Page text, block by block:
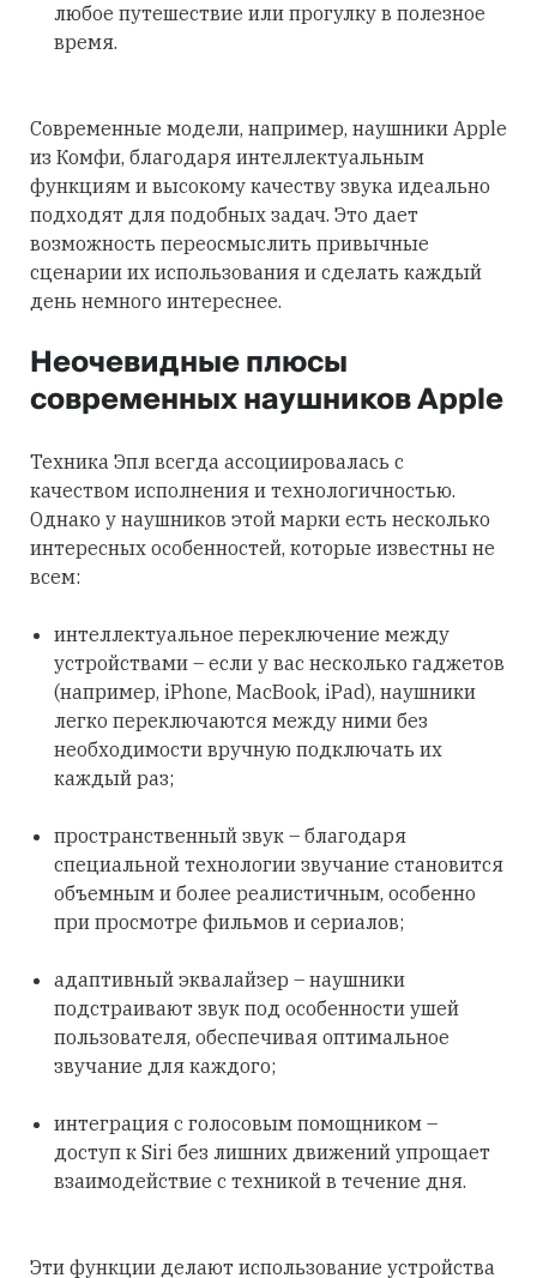
любое путешествие или прогулку в полезное
время.
Современные модели, например, наушники Apple
из Комфи, благодаря интеллектуальным
функциям и высокому качеству звука идеально
подходят для подобных задач. Это дает
возможность переосмыслить привычные
сценарии их использования и сделать каждый
день немного интереснее.
Неочевидные плюсы
современных наушников Apple
Техника Эпл всегда ассоциировалась с
качеством исполнения и технологичностью.
Однако у наушников этой марки есть несколько
интересных особенностей, которые известны не
всем:
интеллектуальное переключение между
устройствами – если у вас несколько гаджетов
(например, iPhone, MacBook, iPad), наушники
легко переключаются между ними без
необходимости вручную подключать их
каждый раз;
пространственный звук – благодаря
специальной технологии звучание становится
объемным и более реалистичным, особенно
при просмотре фильмов и сериалов;
адаптивный эквалайзер – наушники
подстраивают звук под особенности ушей
пользователя, обеспечивая оптимальное
звучание для каждого;
интеграция с голосовым помощником –
доступ к Siri без лишних движений упрощает
взаимодействие с техникой в течение дня.
Эти функции делают использование устройства